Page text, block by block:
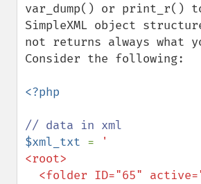
var_dump() or print_r()
SimpleXML object
not returns always what
Consider the following:
<?php
$xml_txt =
'
<root>